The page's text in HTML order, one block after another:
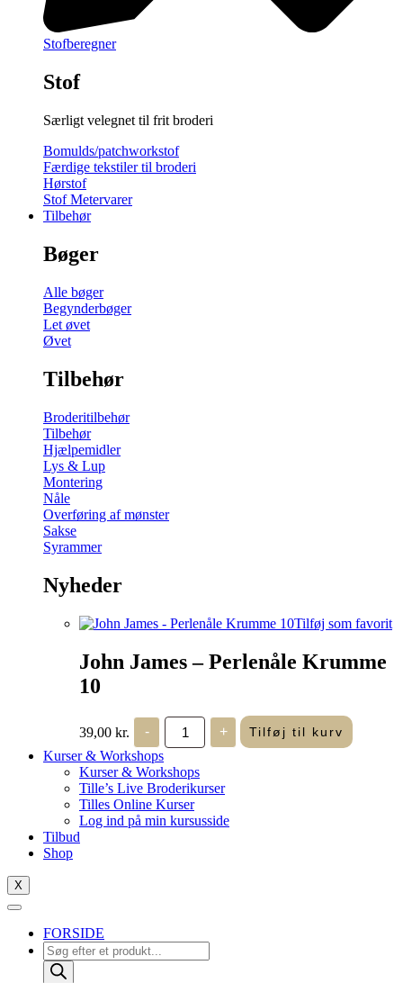
Stofberegner
Stof
Særligt velegnet til frit broderi
Bomulds/patchworkstof
Færdige tekstiler til broderi
Hørstof
Stof Metervarer
Tilbehør
Bøger
Alle bøger
Begynderbøger
Let øvet
Øvet
Tilbehør
Broderitilbehør
Tilbehør
Hjælpemidler
Lys & Lup
Montering
Nåle
Overføring af mønster
Sakse
Syrammer
Nyheder
Tilføj som favorit
John James – Perlenåle Krumme
10
39,00 kr. -
John
James
-
Perlenåle
Krumme
10
antal
+ Tilføj til kurv
Kurser & Workshops
Kurser & Workshops
Tille’s Live Broderikurser
Tilles Online Kurser
Log ind på min kursusside
Tilbud
Shop
X
FORSIDE
Products
search